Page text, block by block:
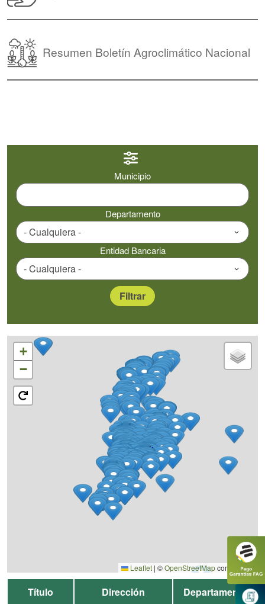
Resumen Boletín Agroclimático Nacional
Municipio
Departamento
Entidad Bancaria
+
−
Leaflet | ©OpenStreetMapcontributors
Título Dirección Departamento